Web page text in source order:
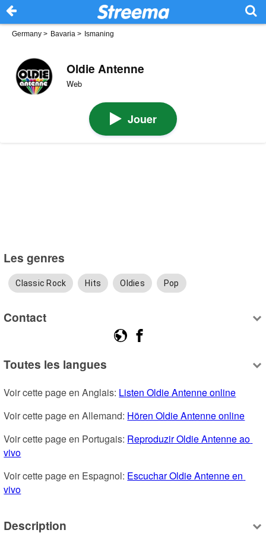
Germany > Bavaria > Ismaning
Oldie Antenne
Web
Jouer
Les genres
Classic Rock Hits Oldies Pop
Contact
Toutes les langues
Voir cette page en Anglais: Listen Oldie Antenne online
Voir cette page en Allemand: Hören Oldie Antenne online
Voir cette page en Portugais: Reproduzir Oldie Antenne ao
vivo
Voir cette page en Espagnol: Escuchar Oldie Antenne en
vivo
Description